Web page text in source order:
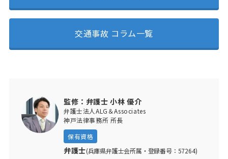
交通事故 コラム一覧
監修：弁護士 小林 優介
弁護士法人ALG＆Associates
神戸法律事務所 所長
保有資格
弁護士(兵庫県弁護士会所属・登録番号：57264)